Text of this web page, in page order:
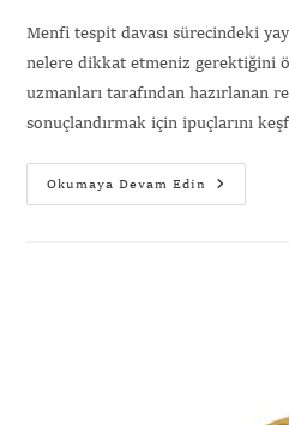
Menfi tespit davası sürecindeki
nelere dikkat etmeniz gerektiğini
uzmanları tarafından hazırlanan
sonuçlandırmak için ipuçlarını
Okumaya Devam Edin